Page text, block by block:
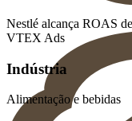
Nestlé alcança ROAS
VTEX Ads
Indústria
Alimentação e bebidas